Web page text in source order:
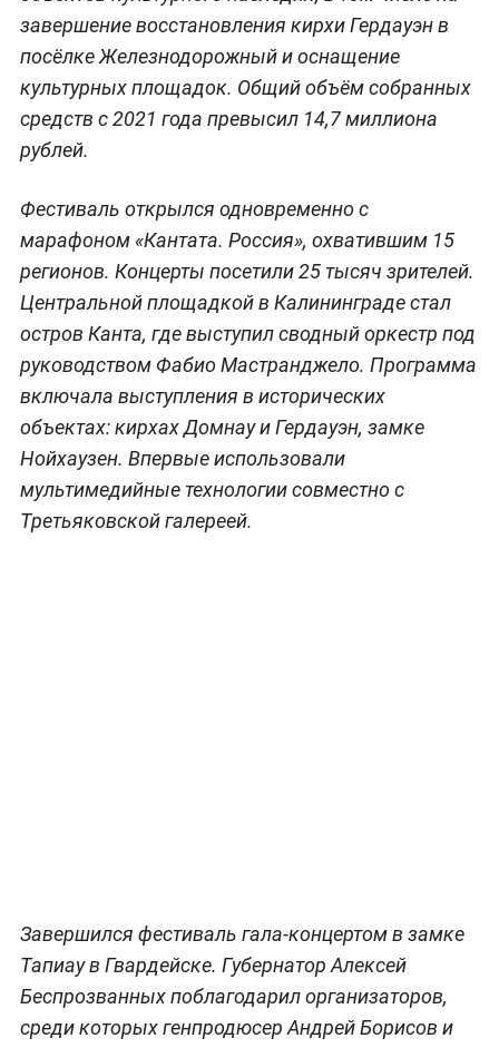
завершение восстановления кирхи Гердауэн в
посёлке Железнодорожный и оснащение
культурных площадок. Общий объём собранных
средств с 2021 года превысил 14,7 миллиона
рублей.
Фестиваль открылся одновременно с
марафоном «Кантата. Россия», охватившим 15
регионов. Концерты посетили 25 тысяч зрителей.
Центральной площадкой в Калининграде стал
остров Канта, где выступил сводный оркестр под
руководством Фабио Мастранджело. Программа
включала выступления в исторических
объектах: кирхах Домнау и Гердауэн, замке
Нойхаузен. Впервые использовали
мультимедийные технологии совместно с
Третьяковской галереей.
Завершился фестиваль гала-концертом в замке
Тапиау в Гвардейске. Губернатор Алексей
Беспрозванных поблагодарил организаторов,
среди которых генпродюсер Андрей Борисов и